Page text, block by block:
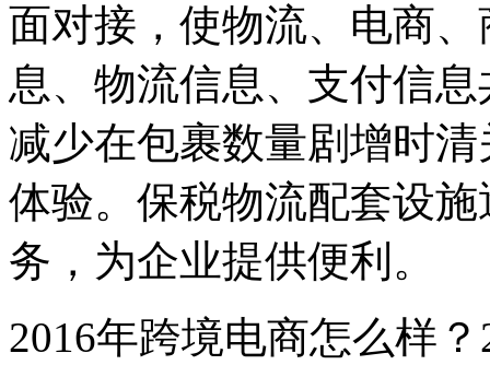
面对接，使物流、电商
息、物流信息、支付信
减少在包裹数量剧增时
体验。保税物流配套设
务，为企业提供便利。
2016年跨境电商怎么样